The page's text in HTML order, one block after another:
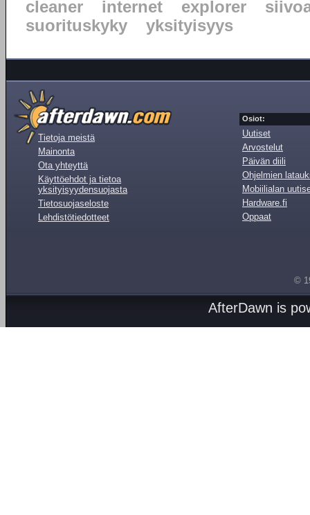
cleaner
internet explorer
suorituskyky
yksityisyys
Tietoja meistä
Mainonta
Ota yhteyttä
Käyttöehdot ja tietoa
yksityisyydensuojasta
Tietosuojaseloste
Lehdistötiedotteet
Osiot:
Uutiset
Arvostelut
Päivän diili
Ohjelmien
Mobiilialan
Hardware.fi
Oppaat
©
AfterDawn is